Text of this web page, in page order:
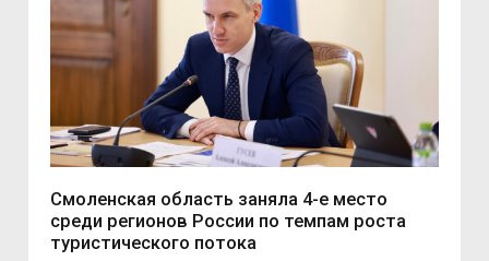
Смоленская область заняла 4-е место
среди регионов России по темпам роста
туристического потока